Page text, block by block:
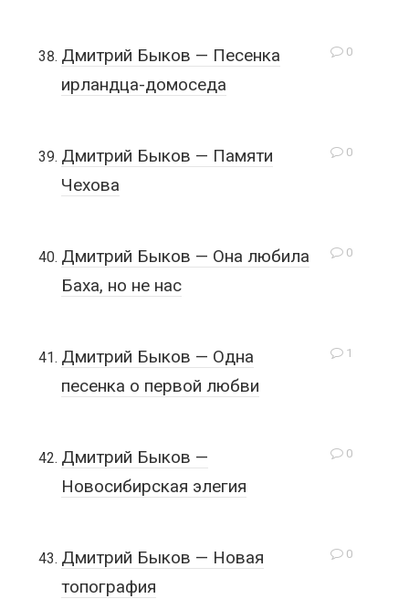
0
Дмитрий Быков — Песенка
ирландца-домоседа
0
Дмитрий Быков — Памяти
Чехова
0
Дмитрий Быков — Она любила
Баха, но не нас
1
Дмитрий Быков — Одна
песенка о первой любви
0
Дмитрий Быков —
Новосибирская элегия
0
Дмитрий Быков — Новая
топография